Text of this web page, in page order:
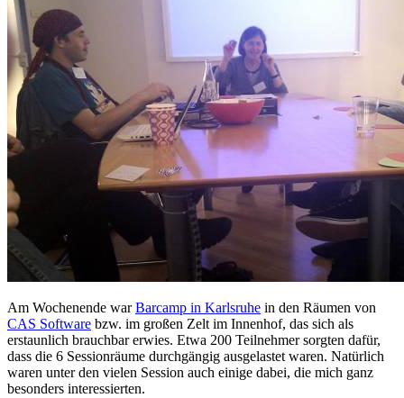
Am Wochenende warBarcamp in Karlsruhe in den Räumen von
CAS Software bzw. im großen Zelt im Innenhof, das sich als
erstaunlich brauchbar erwies. Etwa 200 Teilnehmer sorgten dafür,
dass die 6 Sessionräume durchgängig ausgelastet waren. Natürlich
waren unter den vielen Session auch einige dabei, die mich ganz
besonders interessierten.